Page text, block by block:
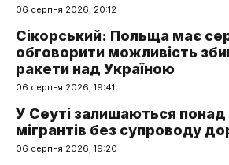
06 серпня 2026, 20:12
Сікорський: Польща має
обговорити можливість
ракети над Україною
06 серпня 2026, 19:41
У Сеуті залишаються понад
мігрантів без супроводу
06 серпня 2026, 19:20